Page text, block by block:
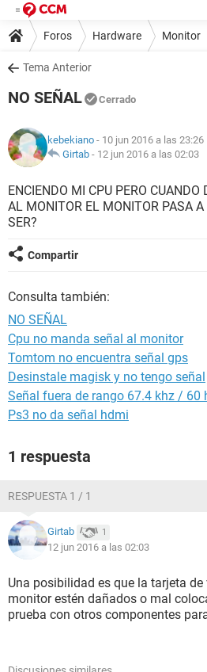
Foros Hardware Monitor
Tema Anterior
NO SEÑAL Cerrado
kebekiano - 10 jun 2016 a las 23:26
Girtab - 12 jun 2016 a las 02:03
ENCIENDO MI CPU PERO
AL MONITOR EL MONITOR PASA
SER?
Compartir
Consulta también:
NO SEÑAL
Cpu no manda señal al monitor
Tomtom no encuentra señal gps
Desinstale magisk y no tengo señal
Señal fuera de rango 67.4 khz / 60
Ps3 no da señal hdmi
1 respuesta
RESPUESTA 1 / 1
Girtab 1
12 jun 2016 a las 02:03
Una posibilidad es que la tarjeta
monitor estén dañados o mal
prueba con otros componentes